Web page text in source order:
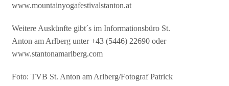
www.mountainyogafestivalstanton.at
Weitere Auskünfte gibt´s im Informationsbüro St.
Anton am Arlberg unter +43 (5446) 22690 oder
www.stantonamarlberg.com
Foto: TVB St. Anton am Arlberg/Fotograf Patrick